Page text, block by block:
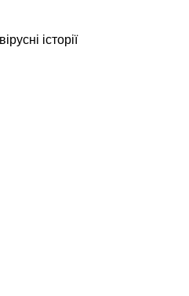
історії